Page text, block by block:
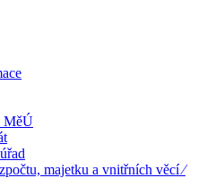
MěÚ
majetku a vnitřních věcí ⁄